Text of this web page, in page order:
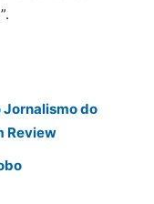
Jornalismo do
Review